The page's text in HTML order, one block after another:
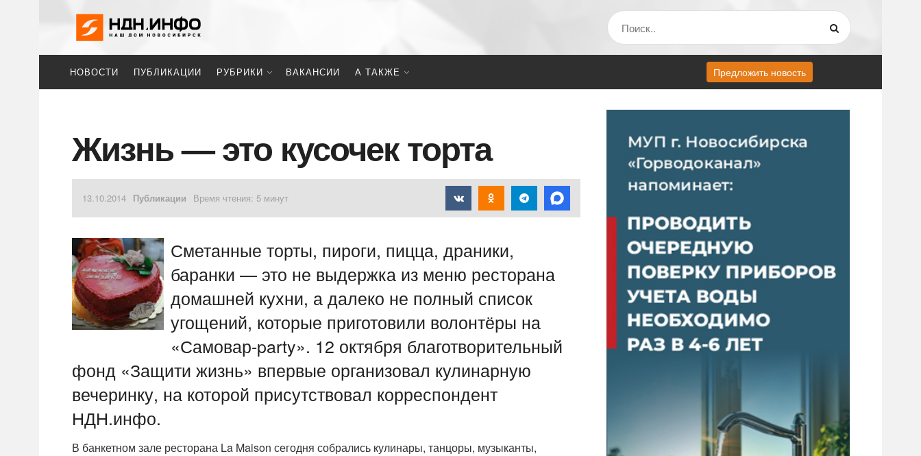
НОВОСТИ ПУБЛИКАЦИИ РУБРИКИ ВАКАНСИИ А ТАКЖЕ Предложить новость
Жизнь — это кусочек торта
13.10.2014 Публикации Время чтения: 5 минут
Сметанные торты, пироги, пицца, драники,
баранки — это не выдержка из меню ресторана
домашней кухни, а далеко не полный список
угощений, которые приготовили волонтёры на
«Самовар-party». 12 октября благотворительный
фонд «Защити жизнь» впервые организовал кулинарную
вечеринку, на которой присутствовал корреспондент
НДН.инфо.
В банкетном зале ресторана La Maison сегодня собрались кулинары, танцоры, музыканты,